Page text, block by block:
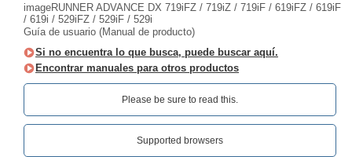
imageRUNNER ADVANCE DX 719iFZ / 719iZ / 719iF / 619iFZ / 619iF
/ 619i / 529iFZ / 529iF / 529i
Guía de usuario (Manual de producto)
Si no encuentra lo que busca, puede buscar aquí.
Encontrar manuales para otros productos
Please be sure to read this.‎
Supported browsers